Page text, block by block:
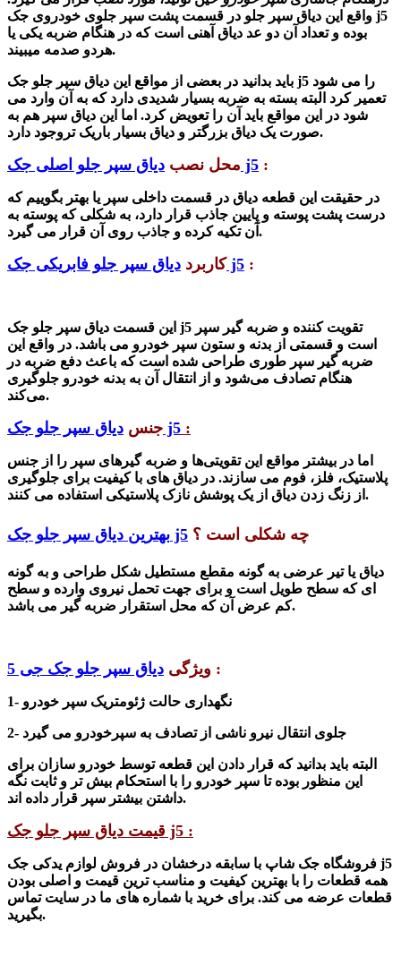
واقع این دیاق سپر جلو در قسمت پشت سپر جلوی خودروی جک j5
بوده و تعداد آن دو عد دیاق آهنی است که در هنگام ضربه یکی یا
هردو صدمه میبیند.
باید بدانید در بعضی از مواقع این دیاق سپر جلو جک j5
تعمیر کرد البته بسته به ضربه بسیار شدیدی دارد که به آن وارد می
شود در این مواقع باید آن را تعویض کرد. اما این دیاق سپر هم به
صورت یک دیاق بزرگتر و دیاق بسیار باریک تروجود دارد.
محل نصب دیاق سپر جلو اصلی جک j5 :
در حقیقت این قطعه دیاق در قسمت داخلی سپر یا بهتر بگوییم که
درست پشت پوسته و پایین جاذب قرار دارد، به شکلی که پوسته به
آن تکیه کرده و جاذب روی آن قرار می گیرد.
کاربرددیاق سپر جلو فابریکی جک j5 :
این قسمت دیاق سپر جلو جک j5 تقویت کننده و ضربه گیر سپر
است و قسمتی از بدنه و ستون سپر خودرو می باشد. در واقع این
ضربه گیر سپر طوری طراحی شده است که باعث دفع ضربه در
هنگام تصادف می‌شود و از انتقال آن به بدنه خودرو جلوگیری
می‌کند.
جنس دیاق سپر جلو جک j5 :
اما در بیشتر مواقع این تقویتی‌ها و ضربه گیر‌های سپر را از جنس
پلاستیک، فلز، فوم می سازند. در دیاق های با کیفیت برای جلوگیری
از زنگ زدن دیاق از یک پوشش نازک پلاستیکی استفاده می کنند.
بهترین دیاق سپر جلو جک j5 چه شکلی است ؟
دیاق یا تیر عرضی به گونه مقطع مستطیل شکل طراحی و به گونه
ای که سطح طویل است و برای جهت تحمل نیروی وارده و سطح
کم عرض آن که محل استقرار ضربه گیر می باشد .
ویژگی دیاق سپر جلو جک جی 5 :
1- نگهداری حالت ژئومتریک سپر خودرو
2- جلوی انتقال نیرو ناشی از تصادف به سپرخودرو می گیرد
البته باید بدانید که قرار دادن این قطعه توسط خودرو سازان برای
این منظور بوده تا سپر خودرو را با استحکام بیش تر و ثابت نگه
داشتن بیشتر سپر قرار داده اند.
قیمت دیاق سپر جلو جک j5 :
فروشگاه جک شاپ با سابقه درخشان در فرو
j5
همه قطعات را با بهترین کیفیت و مناسب ترین قیمت و اصلی بودن
قطعات عر ضه می کند. برای خرید با شماره های ما در سایت تماس
بگیرید.